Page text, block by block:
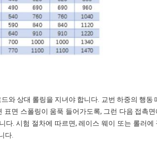
와 상대 롤링을 지녀야 합니다. 교번 하중의 행동
면 스폴링이 움푹 들어가도록, 그런 다음 접촉면
. 시험 절차에 따르면, 레이스 웨이 또는 롤러에
다.